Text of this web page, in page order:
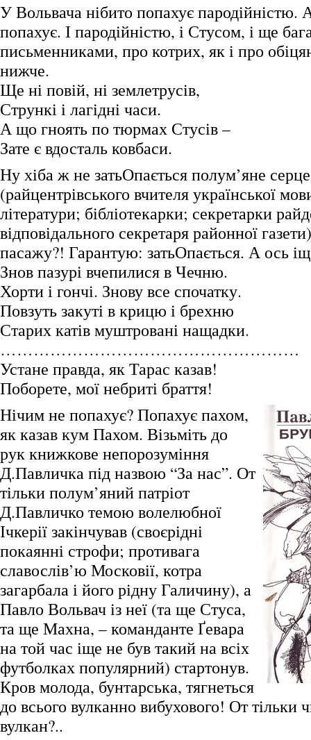
У Вольвача нібито попахує пародійністю.
попахує. І пародійністю, і Стусом, і ще
письменниками, про котрих, як і про
нижче.
Ще ні повій, ні землетрусів,
Стрункі і лагідні часи.
А що гноять по тюрмах Стусів –
Зате є вдосталь ковбаси.
Ну хіба ж не затьОпається полум’яне серце
(райцентрівського вчителя української
літератури; бібліотекарки; секретарки
відповідального секретаря районної
пасажу?! Гарантую: затьОпається. А ось
Знов пазурі вчепилися в Чечню.
Хорти і гончі. Знову все спочатку.
Повзуть закуті в крицю і брехню
Старих катів муштровані нащадки.
………………………………………………
Устане правда, як Тарас казав!
Поборете, мої небриті браття!
Нічим не попахує? Попахує пахом,
як казав кум Пахом. Візьміть до
рук книжкове непорозуміння
Д.Павличка під назвою “За нас”. От
тільки полум’яний патріот
Д.Павличко темою волелюбної
Ічкерії закінчував (своєрідні
покаянні строфи; противага
славослів’ю Московії, котра
загарбала і його рідну Галичину), а
Павло Вольвач із неї (та ще Стуса,
та ще Махна, – команданте Ґевара
на той час іще не був такий на всіх
футболках популярний) стартонув.
Кров молода, бунтарська, тягнеться
до всього вулканно вибухового! От тільки
вулкан?..